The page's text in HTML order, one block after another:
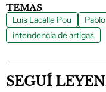
TEMAS
Luis Lacalle Pou
intendencia de artigas
SEGUÍ